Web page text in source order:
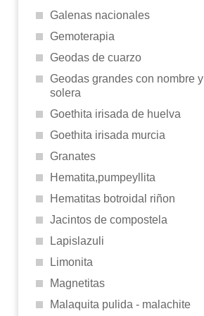
Galenas nacionales
Gemoterapia
Geodas de cuarzo
Geodas grandes con nombre y
solera
Goethita irisada de huelva
Goethita irisada murcia
Granates
Hematita,pumpeyllita
Hematitas botroidal riñon
Jacintos de compostela
Lapislazuli
Limonita
Magnetitas
Malaquita pulida - malachite